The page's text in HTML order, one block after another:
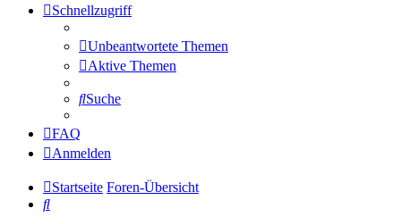
Schnellzugriff
Unbeantwortete Themen
Aktive Themen
Suche
FAQ
Anmelden
Startseite Foren-Übersicht
Suche